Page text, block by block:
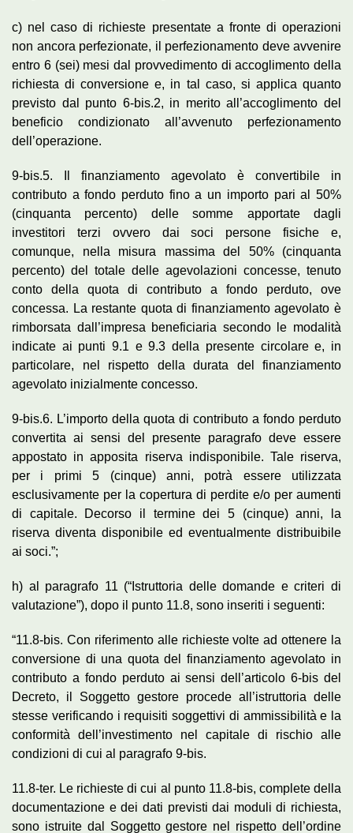
c) nel caso di richieste presentate a fronte di operazioni
non ancora perfezionate, il perfezionamento deve avvenire
entro 6 (sei) mesi dal provvedimento di accoglimento della
richiesta di conversione e, in tal caso, si applica quanto
previsto dal punto 6-bis.2, in merito all’accoglimento del
beneficio condizionato all’avvenuto perfezionamento
dell’operazione.
9-bis.5. Il finanziamento agevolato è convertibile in
contributo a fondo perduto fino a un importo pari al 50%
(cinquanta percento) delle somme apportate dagli
investitori terzi ovvero dai soci persone fisiche e,
comunque, nella misura massima del 50% (cinquanta
percento) del totale delle agevolazioni concesse, tenuto
conto della quota di contributo a fondo perduto, ove
concessa. La restante quota di finanziamento agevolato è
rimborsata dall’impresa beneficiaria secondo le modalità
indicate ai punti 9.1 e 9.3 della presente circolare e, in
particolare, nel rispetto della durata del finanziamento
agevolato inizialmente concesso.
9-bis.6. L’importo della quota di contributo a fondo perduto
convertita ai sensi del presente paragrafo deve essere
appostato in apposita riserva indisponibile. Tale riserva,
per i primi 5 (cinque) anni, potrà essere utilizzata
esclusivamente per la copertura di perdite e/o per aumenti
di capitale. Decorso il termine dei 5 (cinque) anni, la
riserva diventa disponibile ed eventualmente distribuibile
ai soci.”;
h) al paragrafo 11 (“Istruttoria delle domande e criteri di
valutazione”), dopo il punto 11.8, sono inseriti i seguenti:
“11.8-bis. Con riferimento alle richieste volte ad ottenere la
conversione di una quota del finanziamento agevolato in
contributo a fondo perduto ai sensi dell’articolo 6-bis del
Decreto, il Soggetto gestore procede all’istruttoria delle
stesse verificando i requisiti soggettivi di ammissibilità e la
conformità dell’investimento nel capitale di rischio alle
condizioni di cui al paragrafo 9-bis.
11.8-ter. Le richieste di cui al punto 11.8-bis, complete della
documentazione e dei dati previsti dai moduli di richiesta,
sono istruite dal Soggetto gestore nel rispetto dell’ordine